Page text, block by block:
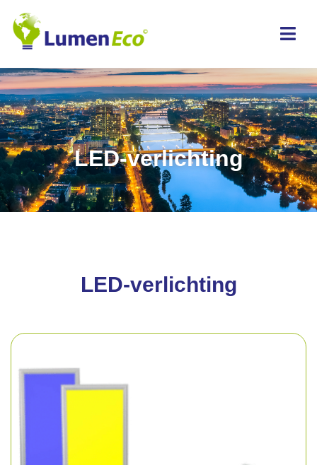
LED-verlichting
LED-verlichting